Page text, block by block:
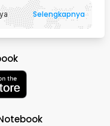
Selengkapnya